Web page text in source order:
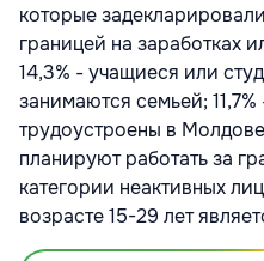
которые
границей на заработках
14,3% - учащиеся или
занимаются семьей;
трудоустроены в
планируют работать за
категории неактивных
возрасте 15-29 лет